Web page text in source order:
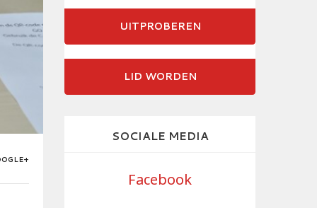
UITPROBEREN
LID WORDEN
SOCIALE MEDIA
Facebook